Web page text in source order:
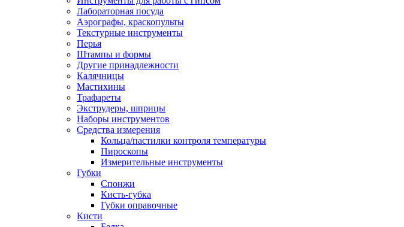
Лабораторная посуда
Аэрографы, краскопульты
Текстурные инструменты
Перья
Штампы и формы
Другие принадлежности
Калячницы
Мастихины
Трафареты
Экструдеры, шприцы
Наборы инструментов
Средства измерения
Кольца/пастилки контроля температуры
Пироскопы
Измерительные инструменты
Губки
Спонжи
Кисть-губка
Губки оправочные
Кисти